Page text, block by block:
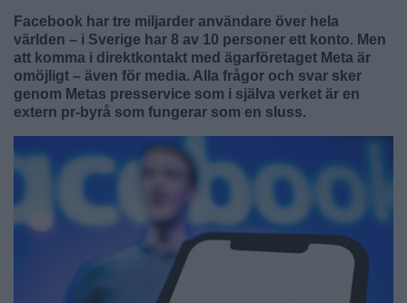
Facebook har tre miljarder användare över hela
världen – i Sverige har 8 av 10 personer ett konto. Men
att komma i direktkontakt med ägarföretaget Meta är
omöjligt – även för media. Alla frågor och svar sker
genom Metas presservice som i själva verket är en
extern pr-byrå som fungerar som en sluss.